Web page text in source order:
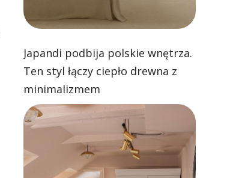
Japandi podbija polskie wnętrza.
Ten styl łączy ciepło drewna z
minimalizmem